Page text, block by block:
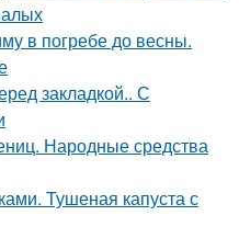
в погребе до весны.
закладкой.. С
Народные средства
Тушеная капуста с